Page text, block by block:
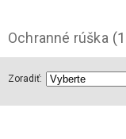
Ochranné rúška
Zoradiť: